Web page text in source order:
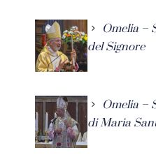
Omelia –
del Signore
Omelia –
di Maria